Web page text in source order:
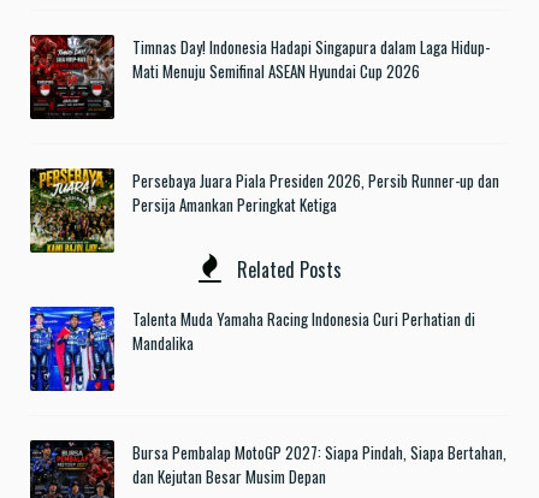
Timnas Day! Indonesia Hadapi Singapura dalam Laga Hidup-
Mati Menuju Semifinal ASEAN Hyundai Cup 2026
Persebaya Juara Piala Presiden 2026, Persib Runner-up dan
Persija Amankan Peringkat Ketiga
Related Posts
Talenta Muda Yamaha Racing Indonesia Curi Perhatian di
Mandalika
Bursa Pembalap MotoGP 2027: Siapa Pindah, Siapa Bertahan,
dan Kejutan Besar Musim Depan